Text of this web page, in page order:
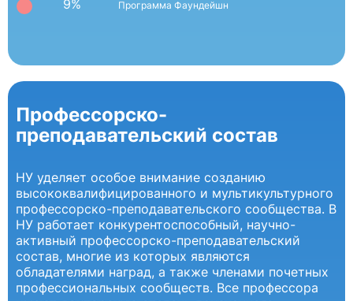
9% Программа Фаундейшн
Профессорско-
преподавательский состав
НУ уделяет особое внимание созданию
высококвалифицированного и мультикультурного
профессорско-преподавательского сообщества. В
НУ работает конкурентоспособный, научно-
активный профессорско-преподавательский
состав, многие из которых являются
обладателями наград, а также членами почетных
профессиональных сообществ. Все профессора